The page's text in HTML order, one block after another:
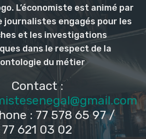
L’économiste est animé par
journalistes engagés pour les
et les investigations
dans le respect de la
du métier
Contact :
: 77 578 65 97 /
77 621 03 02